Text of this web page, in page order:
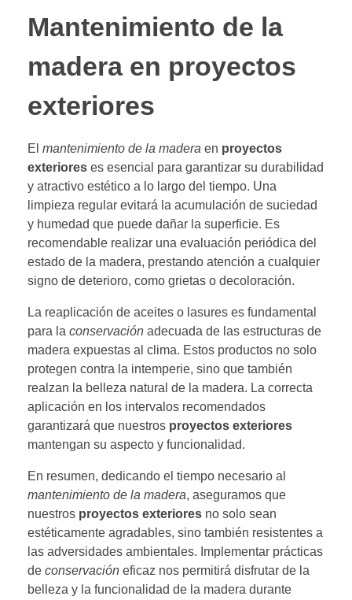
Mantenimiento de la
madera en proyectos
exteriores
El mantenimiento de la madera en proyectos
exteriores es esencial para garantizar su durabilidad
y atractivo estético a lo largo del tiempo. Una
limpieza regular evitará la acumulación de suciedad
y humedad que puede dañar la superficie. Es
recomendable realizar una evaluación periódica del
estado de la madera, prestando atención a cualquier
signo de deterioro, como grietas o decoloración.
La reaplicación de aceites o lasures es fundamental
para la conservación adecuada de las estructuras de
madera expuestas al clima. Estos productos no solo
protegen contra la intemperie, sino que también
realzan la belleza natural de la madera. La correcta
aplicación en los intervalos recomendados
garantizará que nuestros proyectos exteriores
mantengan su aspecto y funcionalidad.
En resumen, dedicando el tiempo necesario al
mantenimiento de la madera, aseguramos que
nuestros proyectos exteriores no solo sean
estéticamente agradables, sino también resistentes a
las adversidades ambientales. Implementar prácticas
de conservación eficaz nos permitirá disfrutar de la
belleza y la funcionalidad de la madera durante